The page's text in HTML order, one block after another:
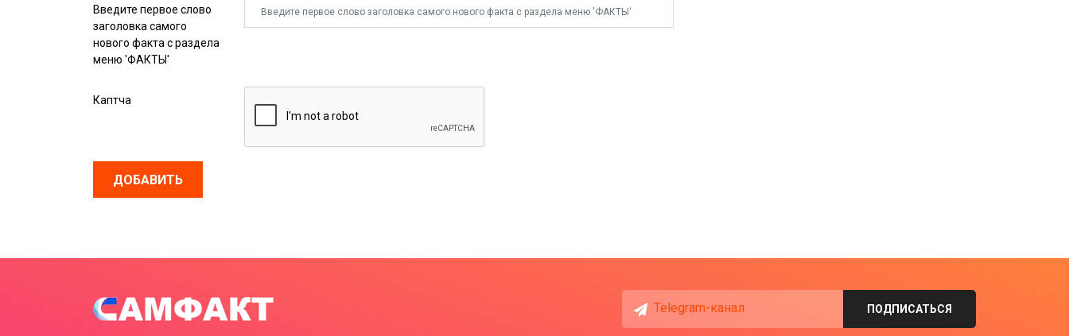
Введите первое слово
заголовка самого
нового факта с раздела
меню 'ФАКТЫ'
Каптча
ДОБАВИТЬ
Telegram-канал ПОДПИСАТЬСЯ